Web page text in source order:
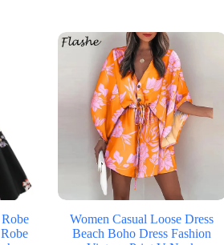
à
Women Casual Loose Dress
Beach Boho Dress Fashion